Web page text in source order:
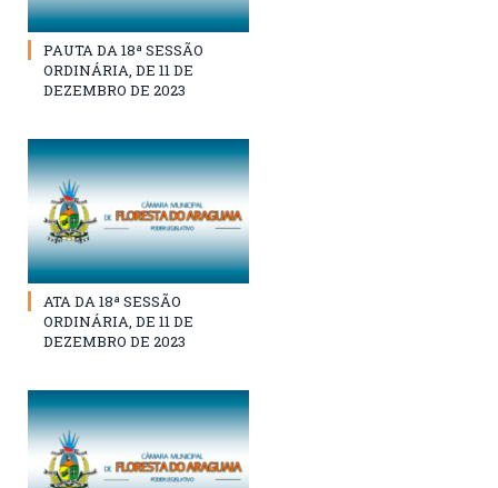
PAUTA DA 18ª SESSÃO
ORDINÁRIA, DE 11 DE
DEZEMBRO DE 2023
ATA DA 18ª SESSÃO
ORDINÁRIA, DE 11 DE
DEZEMBRO DE 2023